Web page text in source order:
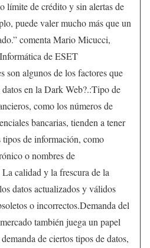
límite de crédito y sin alertas de
puede valer mucho más que un
comenta Mario Micucci,
de ESET
son algunos de los factores que
en la Dark Web?.:Tipo de
como los números de
bancarias, tienden a tener
de información, como
o nombres de
calidad y la frescura de la
datos actualizados y válidos
o incorrectos.Demanda del
también juega un papel
de ciertos tipos de datos,